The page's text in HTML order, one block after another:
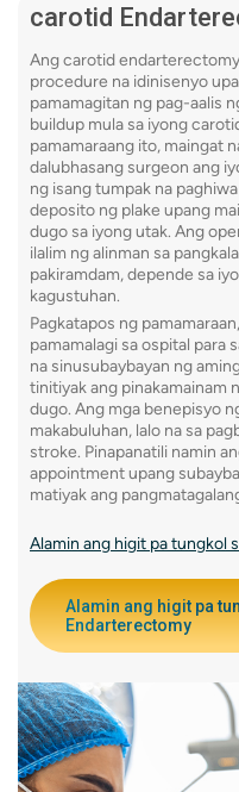
carotid
Ang carotid
procedure na idinisenyo
pamamagitan ng pag-aalis
buildup mula sa iyong
pamamaraang ito, maingat
dalubhasang surgeon ang
ng isang tumpak na
deposito ng plake upang
dugo sa iyong utak. Ang
ilalim ng alinman sa
pakiramdam, depende sa
kagustuhan.
Pagkatapos ng
pamamalagi sa ospital para
na sinusubaybayan ng
tinitiyak ang pinakamainam
dugo. Ang mga benepisyo
makabuluhan, lalo na sa
stroke. Pinapanatili namin
appointment upang
matiyak ang
Alamin ang higit pa tungkol
Alamin ang higit pa
Endarterectomy